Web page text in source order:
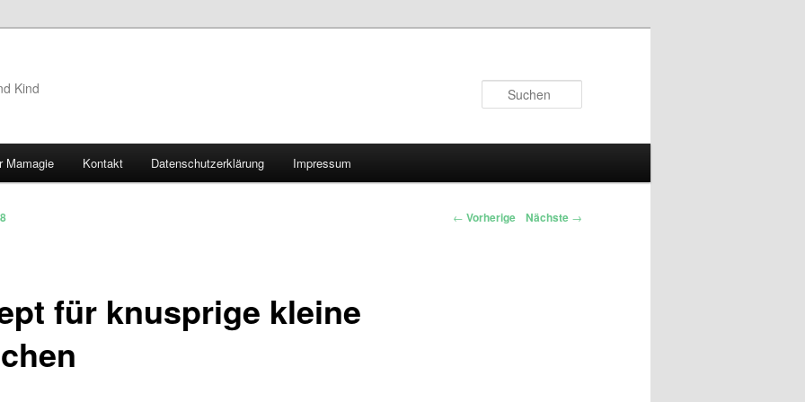
Kind
Mamagie Kontakt Datenschutzerklärung Impressum
← Vorherige Nächste →
für knusprige kleine